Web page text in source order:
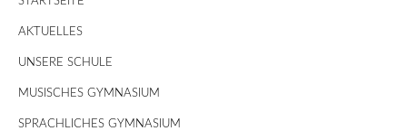
AKTUELLES
UNSERE SCHULE
MUSISCHES GYMNASIUM
SPRACHLICHES GYMNASIUM